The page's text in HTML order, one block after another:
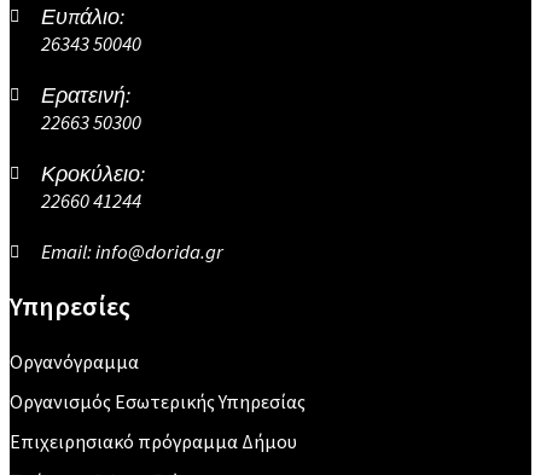
Ευπάλιο:
26343 50040
Ερατεινή:
22663 50300
Κροκύλειο:
22660 41244
Email: info@dorida.gr
Υπηρεσίες
Οργανόγραμμα
Οργανισμός Εσωτερικής Υπηρεσίας
Επιχειρησιακό πρόγραμμα Δήμου